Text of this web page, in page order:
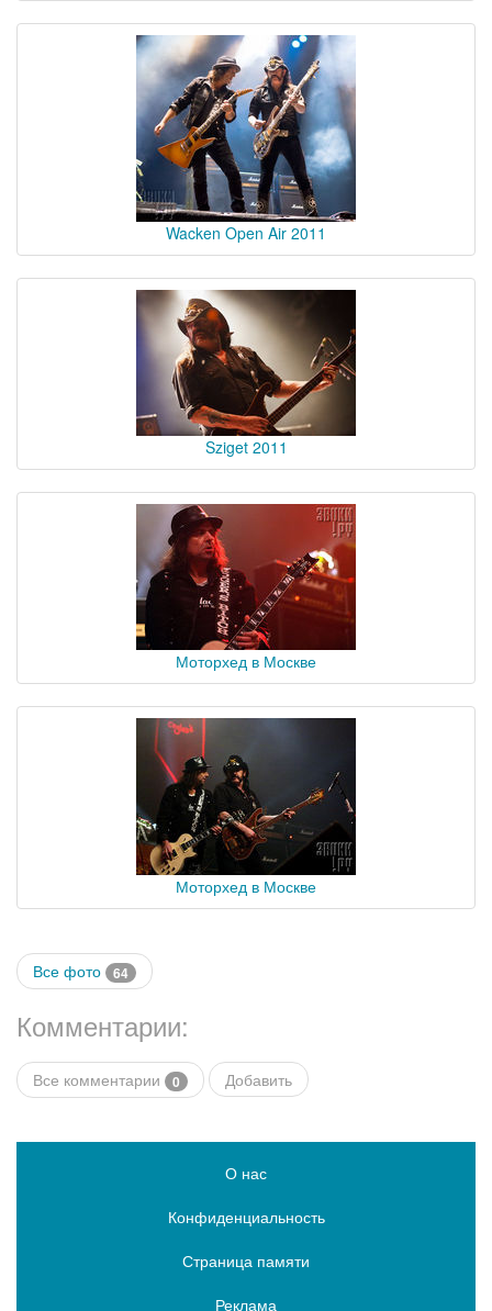
Wacken Open Air 2011
Sziget 2011
Моторхед в Москве
Моторхед в Москве
Все фото 64
Комментарии:
Все комментарии 0 Добавить
О нас
Конфиденциальность
Страница памяти
Реклама